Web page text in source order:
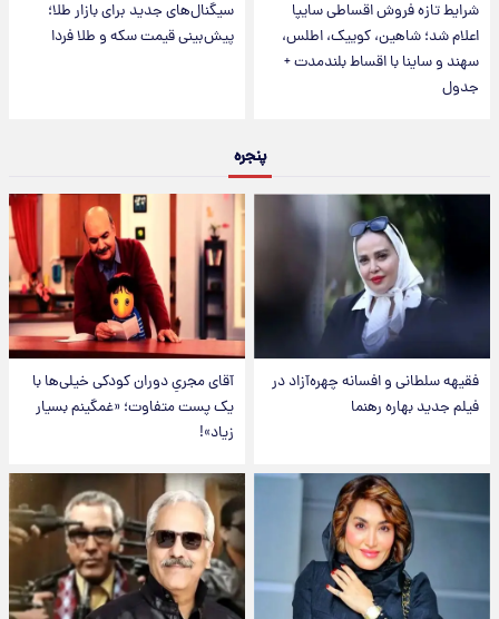
شرایط تازه فروش اقساطی سایپا
اعلام شد؛ شاهین، کوییک، اطلس،
سهند و ساینا با اقساط بلندمدت +
جدول
سیگنال‌های جدید برای بازار طلا؛
پیش‌بینی قیمت سکه و طلا فردا
پنجره
فقیهه سلطانی و افسانه چهره‌آزاد در
فیلم جدید بهاره رهنما
آقای مجریِ دوران کودکی خیلی‌ها با
یک پست متفاوت؛ «غمگینم بسیار
زیاد»!